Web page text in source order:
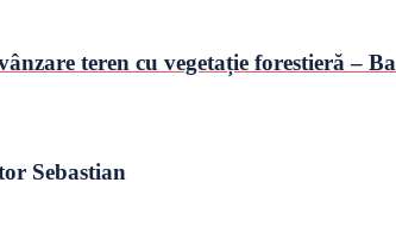
teren cu vegetație forestieră –
Sebastian